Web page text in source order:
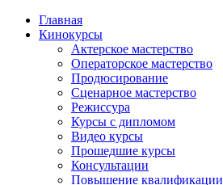
Главная
Кинокурсы
Актерское мастерство
Операторское мастерство
Продюсирование
Сценарное мастерство
Режиссура
Курсы с дипломом
Видео курсы
Прошедшие курсы
Консультации
Повышение квалификации